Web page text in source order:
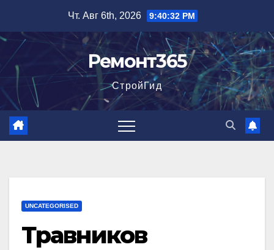
содержимому
Чт. Авг 6th, 2026 9:40:33 PM
Ремонт365
СтройГид
UNCATEGORISED
Травников